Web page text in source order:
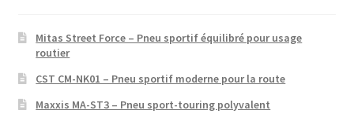
Mitas Street Force – Pneu sportif équilibré pour usage
routier
CST CM-NK01 – Pneu sportif moderne pour la route
Maxxis MA-ST3 – Pneu sport-touring polyvalent